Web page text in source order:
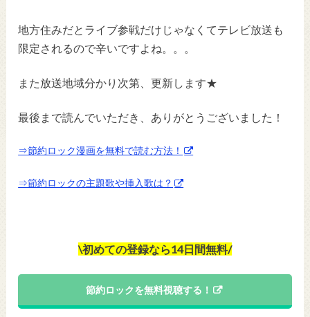
地方住みだとライブ参戦だけじゃなくてテレビ放送も
限定されるので辛いですよね。。。
また放送地域分かり次第、更新します★
最後まで読んでいただき、ありがとうございました！
⇒節約ロック漫画を無料で読む方法！
⇒節約ロックの主題歌や挿入歌は？
\初めての登録なら14日間無料/
節約ロックを無料視聴する！